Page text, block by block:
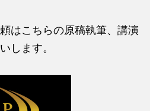
はこちらの原稿執筆、講演
します。